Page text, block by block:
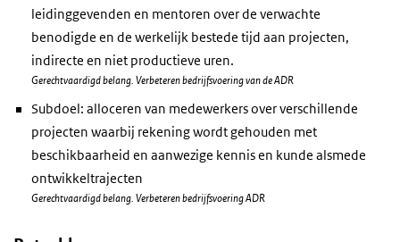
leidinggevenden en mentoren over de verwachte
benodigde en de werkelijk bestede tijd aan projecten,
indirecte en niet productieve uren.
Gerechtvaardigd belang. Verbeteren bedrijfsvoering van de ADR
Subdoel: alloceren van medewerkers over verschillende
projecten waarbij rekening wordt gehouden met
beschikbaarheid en aanwezige kennis en kunde alsmede
ontwikkeltrajecten
Gerechtvaardigd belang. Verbeteren bedrijfsvoering ADR